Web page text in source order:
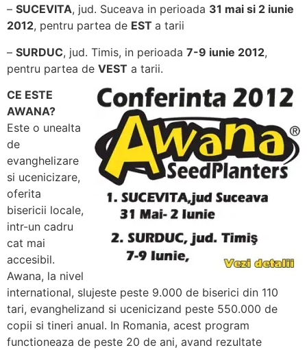
– SUCEVITA, jud. Suceava in perioada 31 mai si 2 iunie
2012, pentru partea de EST a tarii
– SURDUC, jud. Timis, in perioada 7-9 iunie 2012,
pentru partea de VEST a tarii.
CE ESTE
AWANA?
Este o unealta
de
evanghelizare
si ucenicizare,
oferita
bisericii locale,
intr-un cadru
cat mai
accesibil.
Awana, la nivel
international, slujeste peste 9.000 de biserici din 110
tari, evanghelizand si ucenicizand peste 550.000 de
copii si tineri anual. In Romania, acest program
functioneaza de peste 20 de ani, avand rezultate